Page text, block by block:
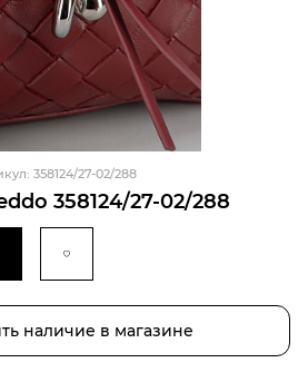
358124/27-02/288
358124/27-02/288
наличие в магазине